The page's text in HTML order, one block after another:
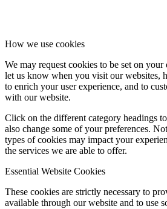
How we use cookies
We may request cookies to be set on
let us know when you visit our websites,
to enrich your user experience, and to
with our website.
Click on the different category headings
also change some of your preferences.
types of cookies may impact your
the services we are able to offer.
Essential Website Cookies
These cookies are strictly necessary to
available through our website and to use